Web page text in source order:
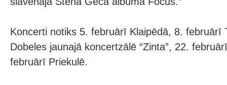
Koncerti notiks 5. februārī Klaipēdā, 8. februārī
Dobeles jaunajā koncertzālē “Zinta”, 22.
februārī Priekulē.